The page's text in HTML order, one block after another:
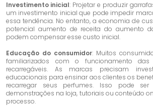
Investimento inicial: Projetar e produzir
um investimento inicial que pode impedir
essa tendência. No entanto, a economia de
potencial aumento de receita do aumento
podem compensar esse custo inicial.
Educação do consumidor: Muitos
familiarizados com o funcionamento
recarregáveis. As marcas precisam
educacionais para ensinar aos clientes os
recarregar seus perfumes. Isso pode
demonstrações na loja, tutoriais ou conteúdo
processo.